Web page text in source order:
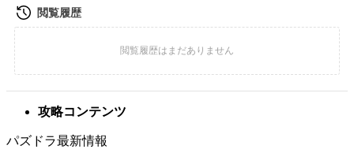
攻略コンテンツ
パズドラ最新情報